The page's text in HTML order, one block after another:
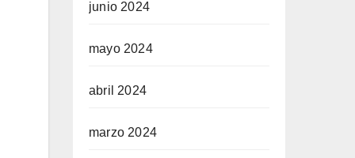
junio 2024
mayo 2024
abril 2024
marzo 2024